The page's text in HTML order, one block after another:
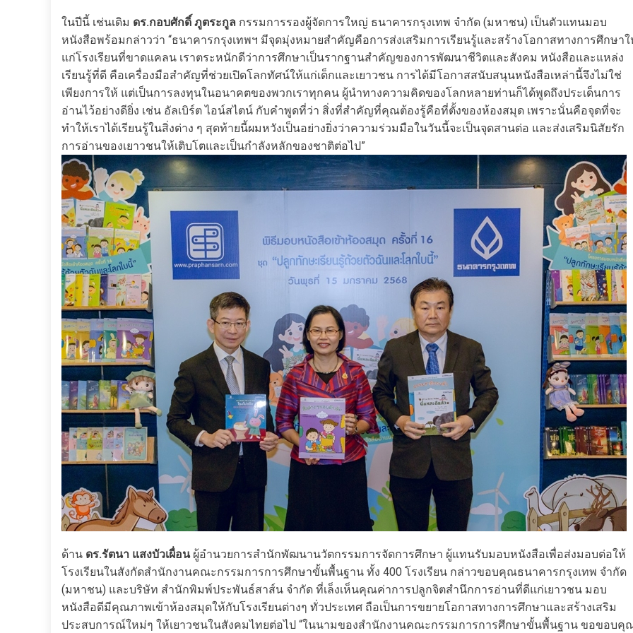
ในปีนี้ เช่นเดิม ดร.กอบศักดิ์ ภูตระกูล กรรมการรองผู้จัดการใหญ่ ธนาคารกรุงเทพ จำกัด (มหาชน) เป็นตัวแทนมอบ
หนังสือพร้อมกล่าวว่า “ธนาคารกรุงเทพฯ มีจุดมุ่งหมายสำคัญคือการส่งเสริมการเรียนรู้และสร้างโอกาสทางการศึกษา
แก่โรงเรียนที่ขาดแคลน เราตระหนักดีว่าการศึกษาเป็นรากฐานสำคัญของการพัฒนาชีวิตและสังคม หนังสือและแหล่ง
เรียนรู้ที่ดี คือเครื่องมือสำคัญที่ช่วยเปิดโลกทัศน์ให้แก่เด็กและเยาวชน การได้มีโอกาสสนับสนุนหนังสือเหล่านี้จึงไม่ใช่
เพียงการให้ แต่เป็นการลงทุนในอนาคตของพวกเราทุกคน ผู้นำทางความคิดของโลกหลายท่านก็ได้พูดถึงประเด็นการ
อ่านไว้อย่างดียิ่ง เช่น อัลเบิร์ต ไอน์สไตน์ กับคำพูดที่ว่า สิ่งที่สำคัญที่คุณต้องรู้คือที่ตั้งของห้องสมุด เพราะนั่นคือจุดที่จะ
ทำให้เราได้เรียนรู้ในสิ่งต่าง ๆ สุดท้ายนี้ผมหวังเป็นอย่างยิ่งว่าความร่วมมือในวันนี้จะเป็นจุดสานต่อ และส่งเสริมนิสัยรัก
การอ่านของเยาวชนให้เติบโตและเป็นกำลังหลักของชาติต่อไป”
ด้าน ดร.รัตนา แสงบัวเผื่อนผู้อำนวยการสำนักพัฒนานวัตกรรมการจัดการศึกษา ผู้แทนรับมอบหนังสือเพื่อส่งมอบต่อให้
โรงเรียนในสังกัดสำนักงานคณะกรรมการการศึกษาขั้นพื้นฐาน ทั้ง 400 โรงเรียน กล่าวขอบคุณธนาคารกรุงเทพ จำกัด
(มหาชน) และบริษัท สำนักพิมพ์ประพันธ์สาส์น จำกัด ที่เล็งเห็นคุณค่าการปลูกจิตสำนึกการอ่านที่ดีแก่เยาวชน มอบ
หนังสือดีมีคุณภาพเข้าห้องสมุดให้กับโรงเรียนต่างๆ ทั่วประเทศ ถือเป็นการขยายโอกาสทางการศึกษาและสร้างเสริม
ประสบการณ์ใหม่ๆ ให้เยาวชนในสังคมไทยต่อไป “ในนามของสำนักงานคณะกรรมการการศึกษาขั้นพื้นฐาน ขอขอบคุ